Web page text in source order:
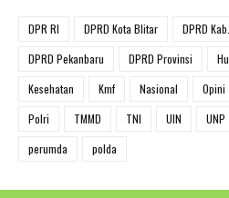
DPR RI DPRD Kota Blitar DPRD
DPRD Pekanbaru
DPRD Provinsi
Kesehatan
Kmf Nasional Opini
Polri
TMMD TNI UIN UNP
perumda
polda